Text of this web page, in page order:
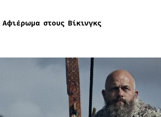
Αφιέρωμα στους Βίκινγκς